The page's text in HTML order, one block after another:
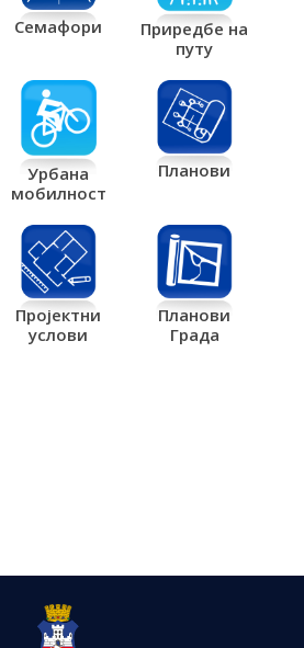
Семафори
Приредбе на
путу
Урбана
мобилност
Планови
Пројектни
услови
Планови
Града